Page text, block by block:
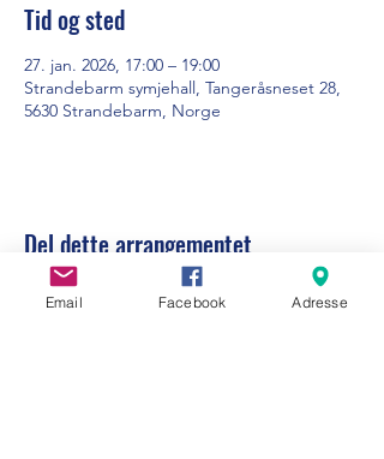
Tid og sted
27. jan. 2026, 17:00 – 19:00
Strandebarm symjehall, Tangeråsneset 28,
5630 Strandebarm, Norge
Del dette arrangementet
Email Facebook Adresse